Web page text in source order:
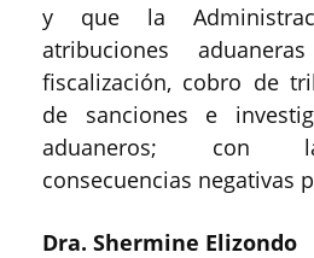
y que la
atribuciones
fiscalización, cobro de
de sanciones e
aduaneros; con
consecuencias negativas
Dra. Shermine Elizondo